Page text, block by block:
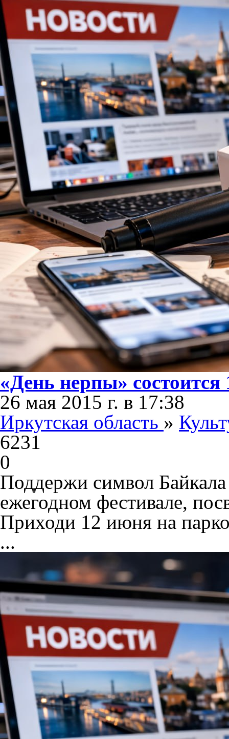
«День нерпы»
26 мая 2015 г. в 17:38
Иркутская область »
6231
0
Поддержи символ
ежегодном фестивале,
Приходи 12 июня на
...